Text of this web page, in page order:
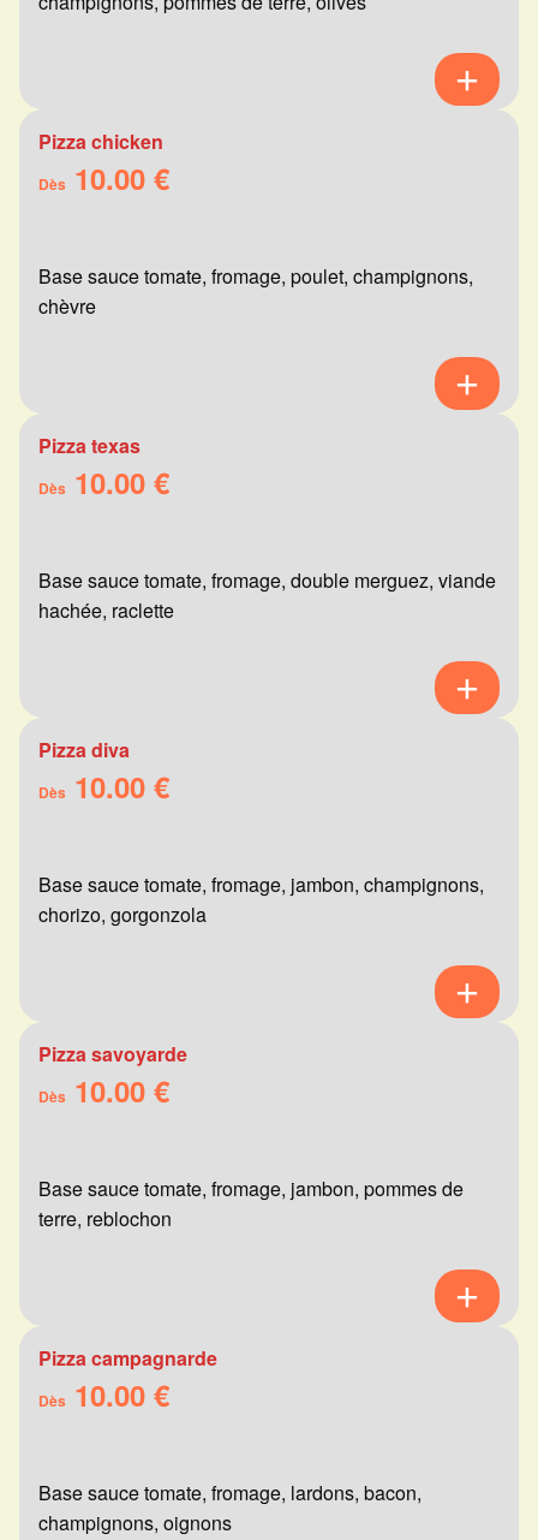
Pizza chicken
Dès 10.00 €
Base sauce tomate, fromage, poulet, champignons,
chèvre
Pizza texas
Dès 10.00 €
Base sauce tomate, fromage, double merguez, viande
hachée, raclette
Pizza diva
Dès 10.00 €
Base sauce tomate, fromage, jambon, champignons,
chorizo, gorgonzola
Pizza savoyarde
Dès 10.00 €
Base sauce tomate, fromage, jambon, pommes de
terre, reblochon
Pizza campagnarde
Dès 10.00 €
Base sauce tomate, fromage, lardons, bacon,
champignons, oignons